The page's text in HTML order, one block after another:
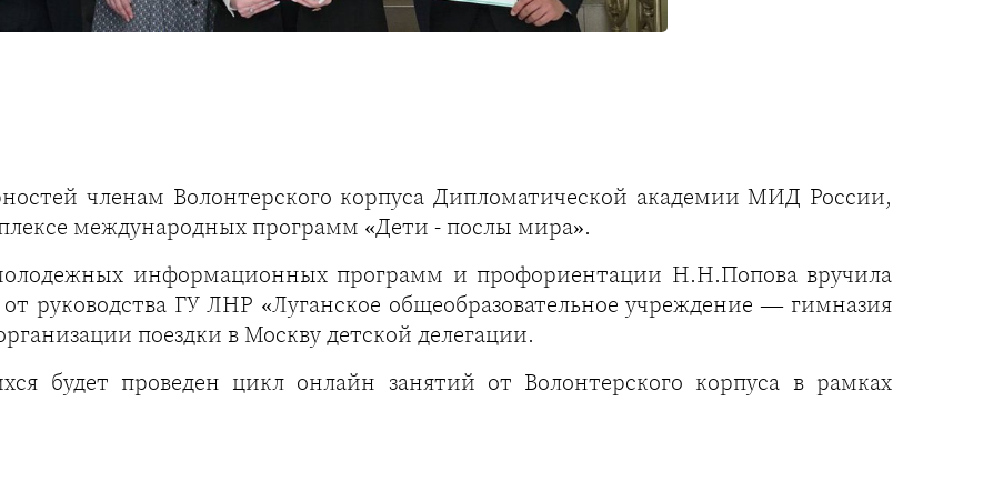
членам Волонтерского корпуса Дипломатической академии МИД России,
международных программ «Дети - послы мира».
информационных программ и профориентации Н.Н.Попова вручила
руководства ГУ ЛНР «Луганское общеобразовательное учреждение — гимназия
поездки в Москву детской делегации.
будет проведен цикл онлайн занятий от Волонтерского корпуса в рамках